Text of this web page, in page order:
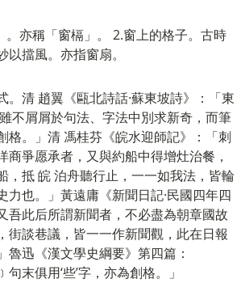
。亦稱「窗槅」。 2.窗上的格子。古時
以擋風。亦指窗扇。
。清 趙翼《甌北詩話·蘇東坡詩》：「東
不屑屑於句法、字法中別求新奇，而筆
格。」清 馮桂芬《皖水迎師記》：「刺
商爭愿承者，又與約船中得增灶治餐，
，抵 皖 泊舟聽行止，一一如我法，皆輪
力也。」黃遠庸《新聞日記·民國四年四
吾此后所謂新聞者，不必盡為朝章國故
街談巷議，皆一一作新聞觀，此在日報
魯迅《漢文學史綱要》第四篇：
句末俱用‘些’字，亦為創格。」